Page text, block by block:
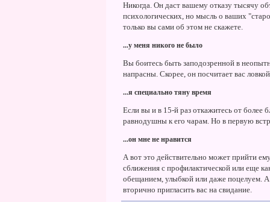
Никогда. Он даст вашему отказу тысячу
психологических, но мысль о ваших
только вы сами об этом не скажете.
...у меня никого не было
Вы боитесь быть заподозренной в
напрасны. Скорее, он посчитает вас
...я специально тяну время
Если вы и в 15-й раз откажитесь от более
равнодушны к его чарам. Но в первую
...он мне не нравится
А вот это действительно может прийти
сближения с профилактической или еще
обещанием, улыбкой или даже поцелуем.
вторично пригласить вас на свидание.